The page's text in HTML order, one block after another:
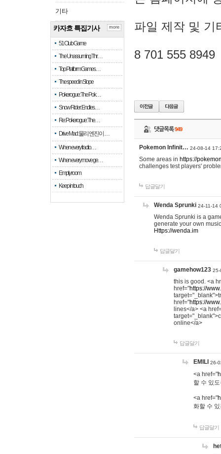
기타
카자흐 특집기사
51 Club Game
The Unassuming Thr…
Top Platform Games…
The speed in Slope
Pokerogue: The Pok…
Snow Rider: Endles…
Re: Pokerogue: The…
Drive Mad: 물리 엔진이 …
When every fractio…
When every move ge…
Empty room
Keep in touch
more 파일 제작 및 기
8 701 555 8949
댓글목록949
Pokemon Infinit… 24-08-14
Some areas in https://
challenges test players'
답글달기
Wenda Sprunki 24-11-14
Wenda Sprunki is a
generate your own
Https://wenda.im
답글달기
gamehow123 25-
this is good. <a
href="https://
href="https://
lines</a> <a
online</a>
답글달기
EMILI 26-
<a href="
할 수 있
<a href="
화할 수
답글달기